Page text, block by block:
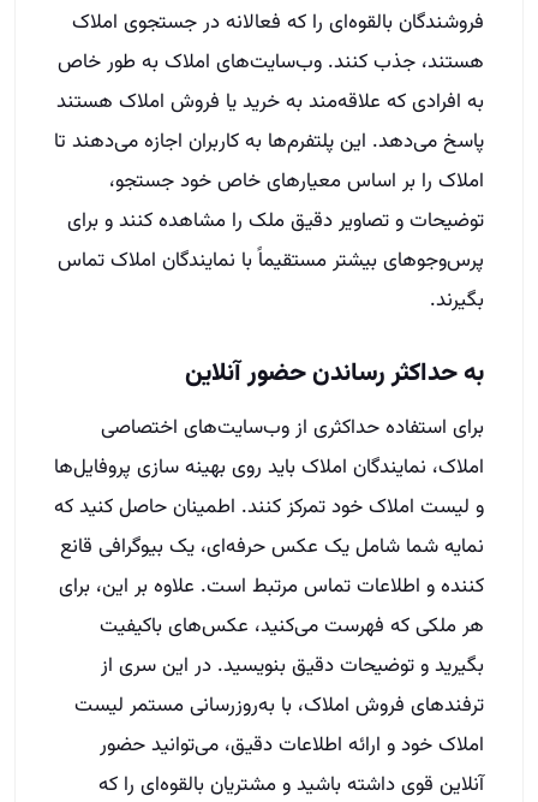
فروشندگان بالقوه‌ای را که فعالانه در جستجوی املاک
هستند، جذب کنند. وب‌سایت‌های املاک به طور خاص
به افرادی که علاقه‌مند به خرید یا فروش املاک هستند
پاسخ می‌دهد. این پلتفرم‌ها به کاربران اجازه می‌دهند تا
املاک را بر اساس معیارهای خاص خود جستجو،
توضیحات و تصاویر دقیق ملک را مشاهده کنند و برای
پرس‌وجوهای بیشتر مستقیماً با نمایندگان املاک تماس
بگیرند.
به حداکثر رساندن حضور آنلاین
برای استفاده حداکثری از وب‌سایت‌های اختصاصی
املاک، نمایندگان املاک باید روی بهینه سازی پروفایل‌ها
و لیست املاک خود تمرکز کنند. اطمینان حاصل کنید که
نمایه شما شامل یک عکس حرفه‌ای، یک بیوگرافی قانع
کننده و اطلاعات تماس مرتبط است. علاوه بر این، برای
هر ملکی که فهرست می‌کنید، عکس‌های باکیفیت
بگیرید و توضیحات دقیق بنویسید. در این سری از
ترفندهای فروش املاک، با به‌روزرسانی مستمر لیست
املاک خود و ارائه اطلاعات دقیق، می‌توانید حضور
آنلاین قوی داشته باشید و مشتریان بالقوه‌ای را که